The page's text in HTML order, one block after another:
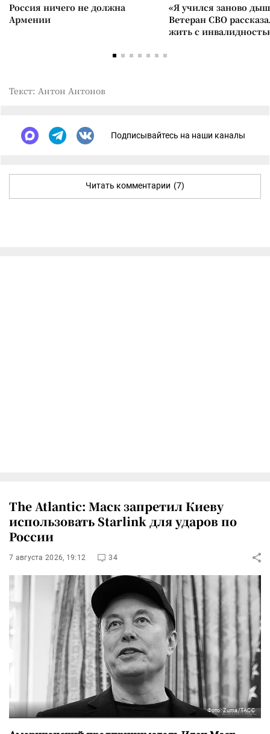
Россия ничего не должна
Армении
«Я учился заново
Ветеран СВО
жить с
Текст: Антон Антонов
Подписывайтесь на наши каналы
Читать комментарии (7)
The Atlantic: Маск запретил Киеву
использовать Starlink для ударов по
России
7 августа 2026, 19:12 34
Фото: Zuma/ТАСС